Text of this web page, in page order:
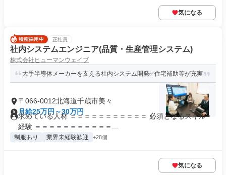
気になる
正社員
社内システムエンジニア(品質・生産管理システム)
株式会社ヒューマンウェイブ
大手半導体メーカーを支える社内システム開発✅住宅補助等が充実
〒066-0012北海道千歳市美々
月給25万円～30万円
求めている人材 ＝＝＝＝＝＝＝＝＝＝＝ 必須となるスキル・
経験 ＝＝＝＝＝＝＝＝＝＝＝...
制服あり 業界未経験歓迎 +28個
気になる